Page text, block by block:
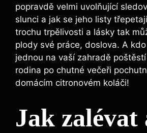
popravdě velmi uvolňující
slunci a jak se jeho listy
trochu trpělivosti a lásky tak
plody své práce, doslova. A
jednou na vaší zahradě
rodina po chutné večeři
domácím citronovém koláči!
Jak zalévat